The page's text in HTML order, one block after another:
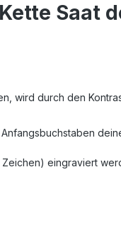
Saat
wird durch den
eingraviert